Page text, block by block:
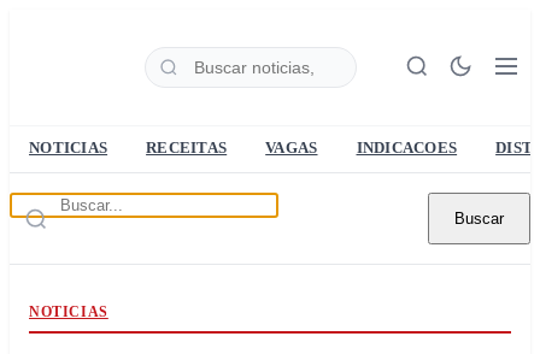
NOTICIAS RECEITAS VAGAS INDICACOES
Buscar
NOTICIAS